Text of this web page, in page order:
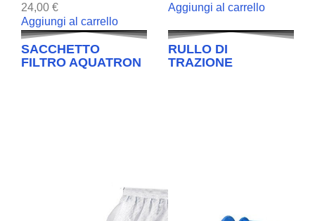
24,00 €
Aggiungi al carrello
Aggiungi al carrello
SACCHETTO
FILTRO AQUATRON
RULLO DI
TRAZIONE